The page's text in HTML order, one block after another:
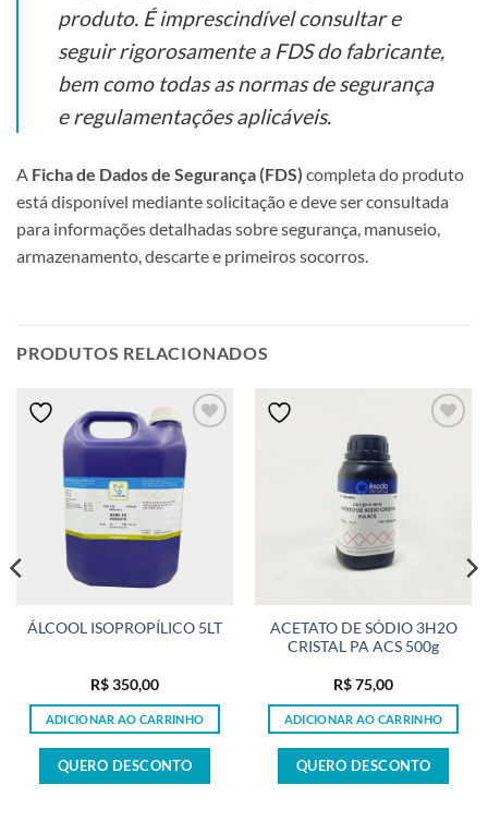
produto. É imprescindível consultar e
seguir rigorosamente a FDS do fabricante,
bem como todas as normas de segurança
e regulamentações aplicáveis.
A Ficha de Dados de Segurança (FDS) completa do produto
está disponível mediante solicitação e deve ser consultada
para informações detalhadas sobre segurança, manuseio,
armazenamento, descarte e primeiros socorros.
PRODUTOS RELACIONADOS
ÁLCOOL ISOPROPÍLICO 5LT
R$350,00
ADICIONAR AO CARRINHO
QUERO DESCONTO
ACETATO DE SÓDIO 3H2O
CRISTAL PA ACS 500g
R$75,00
ADICIONAR AO CARRINHO
QUERO DESCONTO